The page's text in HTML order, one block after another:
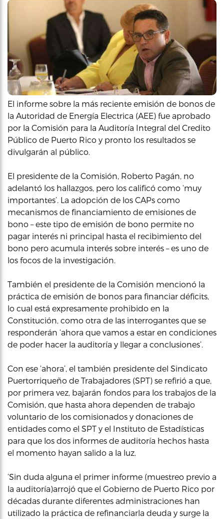
El informe sobre la más reciente emisión de bonos de
la Autoridad de Energía Electrica (AEE) fue aprobado
por la Comisión para la Auditoría Integral del Credito
Público de Puerto Rico y pronto los resultados se
divulgarán al público.
El presidente de la Comisión, Roberto Pagán, no
adelantó los hallazgos, pero los calificó como ‘muy
importantes’. La adopción de los CAPs como
mecanismos de financiamiento de emisiones de
bono – este tipo de emisión de bono permite no
pagar interés ni principal hasta el recibimiento del
bono pero acumula interés sobre interés – es uno de
los focos de la investigación.
También el presidente de la Comisión mencionó la
práctica de emisión de bonos para financiar déficits,
lo cual está expresamente prohibido en la
Constitución, como otra de las interrogantes que se
responderán ‘ahora que vamos a estar en condiciones
de poder hacer la auditoría y llegar a conclusiones’.
Con ese ‘ahora’, el también presidente del Sindicato
Puertorriqueño de Trabajadores (SPT) se refirió a que,
por primera vez, bajarán fondos para los trabajos de la
Comisión, que hasta ahora dependen de trabajo
voluntario de los comisionados y donaciones de
entidades como el SPT y el Instituto de Estadísticas
para que los dos informes de auditoría hechos hasta
el momento hayan salido a la luz.
‘Sin duda alguna el primer informe (muestreo previo a
la auditoría)arrojó que el Gobierno de Puerto Rico por
décadas durante diferentes administraciones han
utilizado la práctica de refinanciarla deuda y surge la